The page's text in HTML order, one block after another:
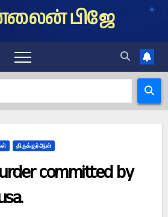
பிஜே
திருக்குர்ஆன்
committed by